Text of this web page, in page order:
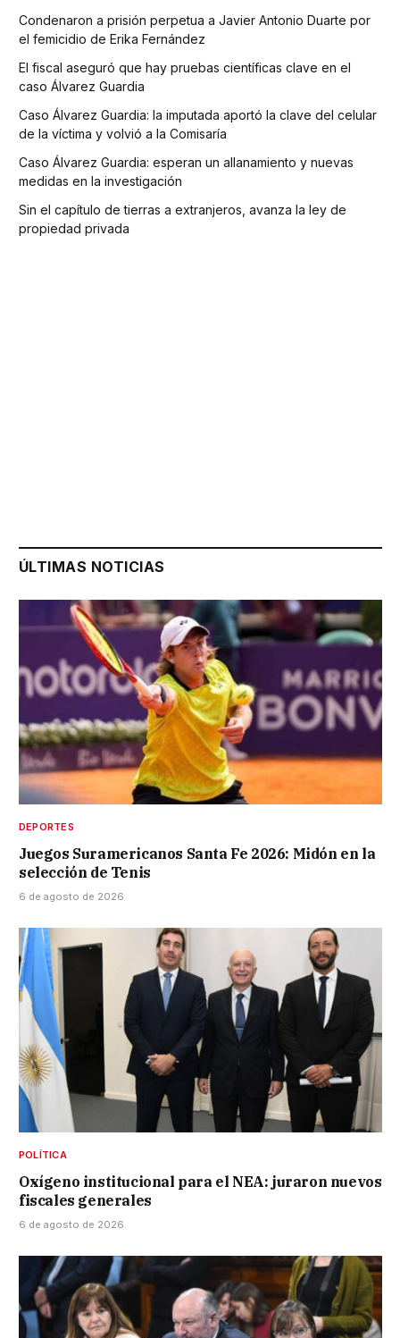
Condenaron a prisión perpetua a Javier Antonio Duarte por
el femicidio de Erika Fernández
El fiscal aseguró que hay pruebas científicas clave en el
caso Álvarez Guardia
Caso Álvarez Guardia: la imputada aportó la clave del celular
de la víctima y volvió a la Comisaría
Caso Álvarez Guardia: esperan un allanamiento y nuevas
medidas en la investigación
Sin el capítulo de tierras a extranjeros, avanza la ley de
propiedad privada
ÚLTIMAS NOTICIAS
DEPORTES
Juegos Suramericanos Santa Fe 2026: Midón en la
selección de Tenis
6 de agosto de 2026
POLÍTICA
Oxígeno institucional para el NEA: juraron nuevos
fiscales generales
6 de agosto de 2026